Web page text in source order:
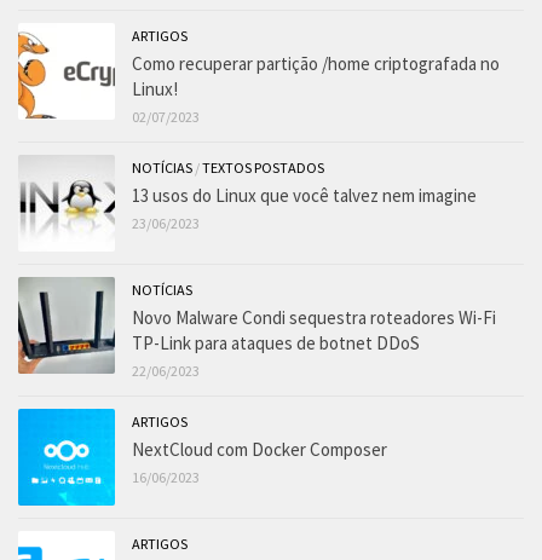
ARTIGOS
Como recuperar partição /home criptografada no
Linux!
02/07/2023
NOTÍCIAS /TEXTOS POSTADOS
13 usos do Linux que você talvez nem imagine
23/06/2023
NOTÍCIAS
Novo Malware Condi sequestra roteadores Wi-Fi
TP-Link para ataques de botnet DDoS
22/06/2023
ARTIGOS
NextCloud com Docker Composer
16/06/2023
ARTIGOS